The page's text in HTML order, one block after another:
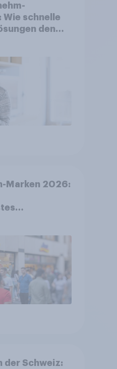
Wie schnelle
den
Marken 2026:
der Schweiz: